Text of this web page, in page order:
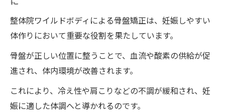
徳島県の整体院ワイルドボディが提供する
骨盤股間施術
整体院ワイルドボディの施術後のホルモン
バランスの変化
整体院ワイルドボディの施術で骨盤を整え
る健康のメリット
整体院ワイルドボディによる骨盤矯正は、妊娠しやすい
体作りにおいて重要な役割を果たしています。
骨盤が正しい位置に整うことで、血流や酸素の供給が促
進され、体内環境が改善されます。
これにより、冷え性や肩こりなどの不調が緩和され、妊
娠に適した体調へと導かれるのです。